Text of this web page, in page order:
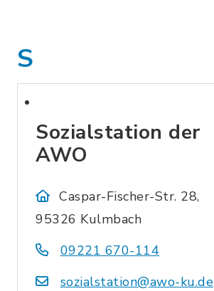
S
Sozialstation der
AWO
Caspar-Fischer-Str. 28,
95326 Kulmbach
09221 670-114
sozialstation@awo-ku.de